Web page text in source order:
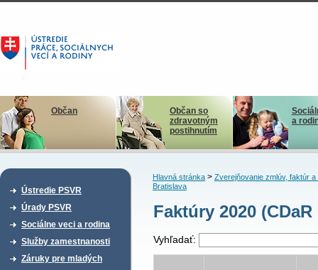
Občan
Občan so
zdravotným
postihnutím
a
Ústredie PSVR
Úrady PSVR
Sociálne veci a rodina
Služby zamestnanosti
Záruky pre mladých
Hlavná stránka> Zverejňovanie zmlúv, faktúr a
Bratislava
Faktúry 2020
Vyhľadať: